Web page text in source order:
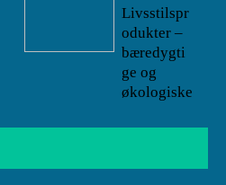
Livsstilspr
odukter –
bæredygti
ge og
økologiske